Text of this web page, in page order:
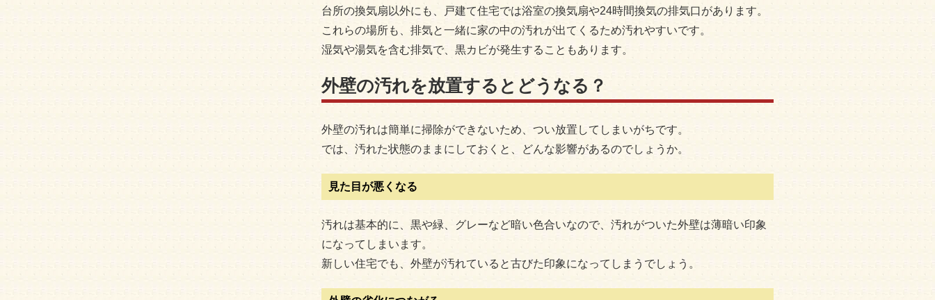
台所の換気扇以外にも、戸建て住宅では浴室の換気扇や24時間換気の排気口があります。
これらの場所も、排気と一緒に家の中の汚れが出てくるため汚れやすいです。
湿気や湯気を含む排気で、黒カビが発生することもあります。
外壁の汚れを放置するとどうなる？
外壁の汚れは簡単に掃除ができないため、つい放置してしまいがちです。
では、汚れた状態のままにしておくと、どんな影響があるのでしょうか。
見た目が悪くなる
汚れは基本的に、黒や緑、グレーなど暗い色合いなので、汚れがついた外壁は薄暗い印象
になってしまいます。
新しい住宅でも、外壁が汚れていると古びた印象になってしまうでしょう。